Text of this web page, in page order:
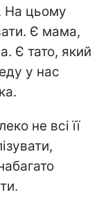
На цьому
Є мама,
Є тато, який
у нас
не всі її